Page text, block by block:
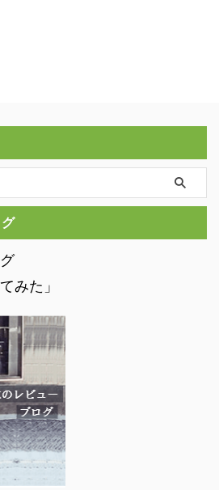
みた」